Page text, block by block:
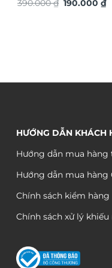
390.000₫ Giá
190.000₫
HƯỚNG DẪN KHÁCH
Hướng dẫn mua hàng
Hướng dẫn mua hàng
Chính sách kiểm hàng
Chính sách xử lý khiếu